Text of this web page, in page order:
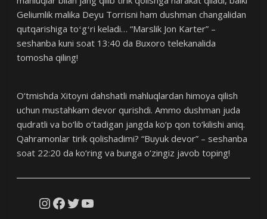
Geliumlik malika Deyu Torrisni ham dushman changalidan
qutqarishiga toʻgʻri keladi… “Marslik Jon Karter” –
seshanba kuni soat 13:40 da Buxoro telekanalida
tomosha qiling!
O‘tmishda Xitoyni dahshatli mahluqlardan himoya qilish
uchun mustahkam devor qurishdi. Ammo dushman juda
qudratli va bo‘lib o‘tadigan jangda ko‘p qon to‘kilishi aniq.
Qahramonlar tirik qolishadimi? “Buyuk devor” – seshanba
soat 22:20 da ko‘ring va bunga o‘zingiz javob toping!
Instagram
Facebook
Twitter
YouTube